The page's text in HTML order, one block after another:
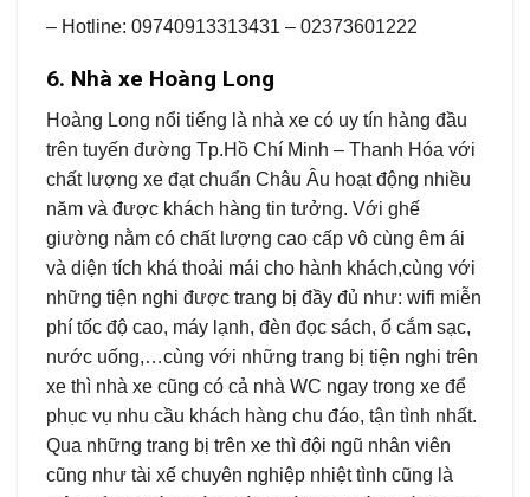
– Hotline: 09740913313431 – 02373601222
6. Nhà xe Hoàng Long
Hoàng Long nổi tiếng là nhà xe có uy tín hàng đầu
trên tuyến đường Tp.Hồ Chí Minh – Thanh Hóa với
chất lượng xe đạt chuẩn Châu Âu hoạt động nhiều
năm và được khách hàng tin tưởng. Với ghế
giường nằm có chất lượng cao cấp vô cùng êm ái
và diện tích khá thoải mái cho hành khách,cùng với
những tiện nghi được trang bị đầy đủ như: wifi miễn
phí tốc độ cao, máy lạnh, đèn đọc sách, ổ cắm sạc,
nước uống,…cùng với những trang bị tiện nghi trên
xe thì nhà xe cũng có cả nhà WC ngay trong xe để
phục vụ nhu cầu khách hàng chu đáo, tận tình nhất.
Qua những trang bị trên xe thì đội ngũ nhân viên
cũng như tài xế chuyên nghiệp nhiệt tình cũng là